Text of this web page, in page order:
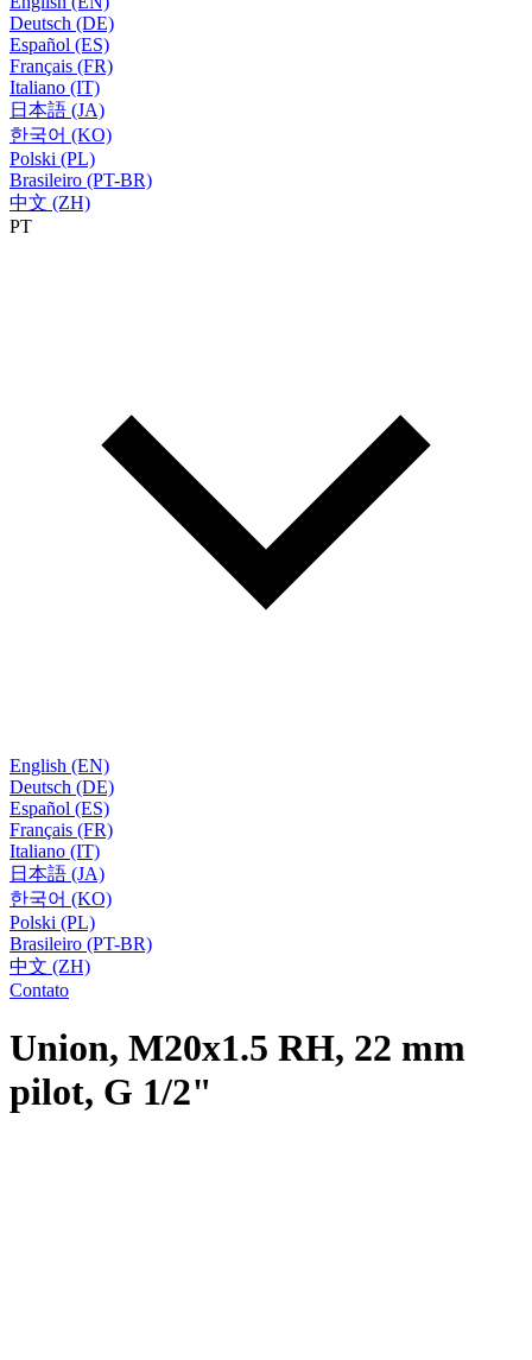
Deutsch (DE)
Español (ES)
Français (FR)
Italiano (IT)
日本語 (JA)
한국어 (KO)
Polski (PL)
Brasileiro (PT-BR)
中文 (ZH)
PT
English (EN)
Deutsch (DE)
Español (ES)
Français (FR)
Italiano (IT)
日本語 (JA)
한국어 (KO)
Polski (PL)
Brasileiro (PT-BR)
中文 (ZH)
Contato
Union, M20x1.5 RH, 22 mm
pilot, G 1/2"